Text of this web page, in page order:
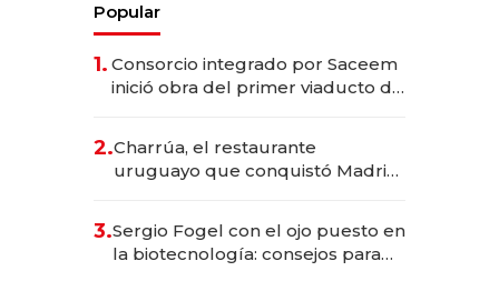
Popular
1. Consorcio integrado por Saceem
inició obra del primer viaducto de
millones
2.Charrúa, el restaurante
uruguayo que conquistó Madrid:
anticipación y prepara apertura
3.Sergio Fogel con el ojo puesto en
la biotecnología: consejos para